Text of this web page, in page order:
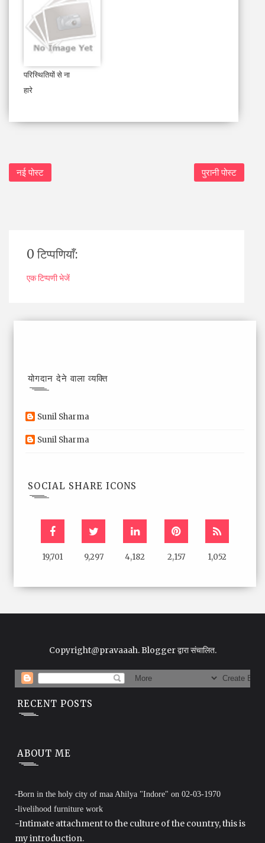
परिस्थितियों से ना
हारे
नई पोस्ट पुरानी पोस्ट
0 टिप्पणियाँ:
एक टिप्पणी भेजें
योगदान देने वाला व्यक्ति
Sunil Sharma
Sunil Sharma
SOCIAL SHARE ICONS
19,701 9,297 4,182 2,157 1,052
Copyright@pravaaah.Bloggerद्वारा संचालित.
RECENT POSTS
ABOUT ME
-Born in the holy city of maa Ahilya "Indore" on 02-03-1970
-livelihood furniture work
-Intimate attachment to the culture of the country, this is
my introduction.